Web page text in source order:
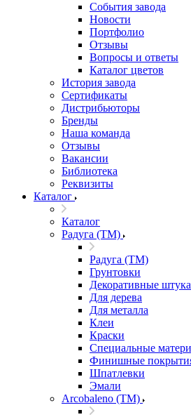
События завода
Новости
Портфолио
Отзывы
Вопросы и ответы
Каталог цветов
История завода
Сертификаты
Дистрибьюторы
Бренды
Наша команда
Отзывы
Вакансии
Библиотека
Реквизиты
Каталог
Каталог
Радуга (ТМ)
Радуга (ТМ)
Грунтовки
Декоративные
Для дерева
Для металла
Клеи
Краски
Специальные
Финишные
Шпатлевки
Эмали
Arcobaleno (ТМ)